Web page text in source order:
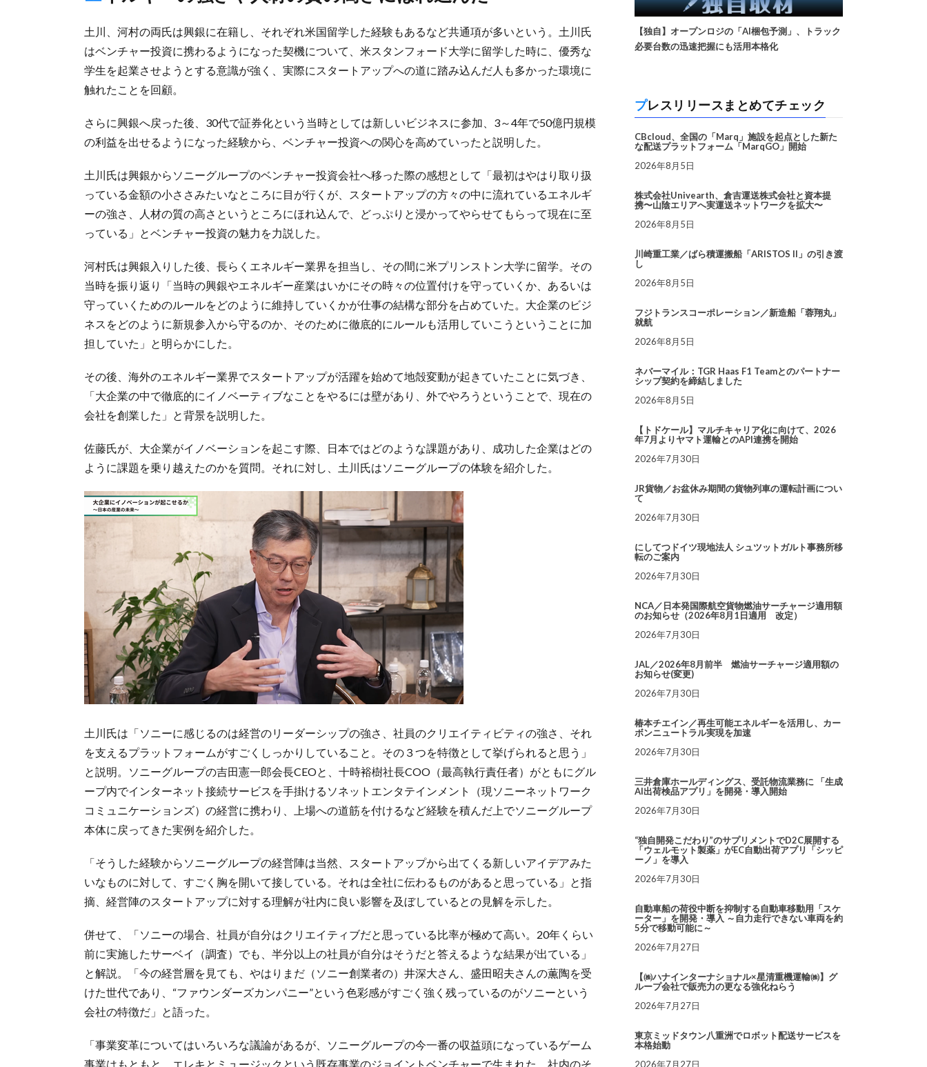
土川、河村の両氏は興銀に在籍し、それぞれ米国留学した経験もあるなど共通項が多いという。土川氏
はベンチャー投資に携わるようになった契機について、米スタンフォード大学に留学した時に、優秀な
学生を起業させようとする意識が強く、実際にスタートアップへの道に踏み込んだ人も多かった環境に
触れたことを回顧。
さらに興銀へ戻った後、30代で証券化という当時としては新しいビジネスに参加、3～4年で50億円規模
の利益を出せるようになった経験から、ベンチャー投資への関心を高めていったと説明した。
土川氏は興銀からソニーグループのベンチャー投資会社へ移った際の感想として「最初はやはり取り扱
っている金額の小ささみたいなところに目が行くが、スタートアップの方々の中に流れているエネルギ
ーの強さ、人材の質の高さというところにほれ込んで、どっぷりと浸かってやらせてもらって現在に至
っている」とベンチャー投資の魅力を力説した。
河村氏は興銀入りした後、長らくエネルギー業界を担当し、その間に米プリンストン大学に留学。その
当時を振り返り「当時の興銀やエネルギー産業はいかにその時々の位置付けを守っていくか、あるいは
守っていくためのルールをどのように維持していくかが仕事の結構な部分を占めていた。大企業のビジ
ネスをどのように新規参入から守るのか、そのために徹底的にルールも活用していこうということに加
担していた」と明らかにした。
その後、海外のエネルギー業界でスタートアップが活躍を始めて地殻変動が起きていたことに気づき、
「大企業の中で徹底的にイノベーティブなことをやるには壁があり、外でやろうということで、現在の
会社を創業した」と背景を説明した。
佐藤氏が、大企業がイノベーションを起こす際、日本ではどのような課題があり、成功した企業はどの
ように課題を乗り越えたのかを質問。それに対し、土川氏はソニーグループの体験を紹介した。
土川氏は「ソニーに感じるのは経営のリーダーシップの強さ、社員のクリエイティビティの強さ、それ
を支えるプラットフォームがすごくしっかりしていること。その３つを特徴として挙げられると思う」
と説明。ソニーグループの吉田憲一郎会長CEOと、十時裕樹社長COO（最高執行責任者）がともにグル
ープ内でインターネット接続サービスを手掛けるソネットエンタテインメント（現ソニーネットワーク
コミュニケーションズ）の経営に携わり、上場への道筋を付けるなど経験を積んだ上でソニーグループ
本体に戻ってきた実例を紹介した。
「そうした経験からソニーグループの経営陣は当然、スタートアップから出てくる新しいアイデアみた
いなものに対して、すごく胸を開いて接している。それは全社に伝わるものがあると思っている」と指
摘、経営陣のスタートアップに対する理解が社内に良い影響を及ぼしているとの見解を示した。
併せて、「ソニーの場合、社員が自分はクリエイティブだと思っている比率が極めて高い。20年くらい
前に実施したサーベイ（調査）でも、半分以上の社員が自分はそうだと答えるような結果が出ている」
と解説。「今の経営層を見ても、やはりまだ（ソニー創業者の）井深大さん、盛田昭夫さんの薫陶を受
けた世代であり、“ファウンダーズカンパニー”という色彩感がすごく強く残っているのがソニーという
会社の特徴だ」と語った。
「事業変革についてはいろいろな議論があるが、ソニーグループの今一番の収益頭になっているゲーム
事業はもともと、エレキとミュージックという既存事業のジョイントベンチャーで生まれた。社内のそ
【独自】オープンロジの「AI梱包予測」、トラック
必要台数の迅速把握にも活用本格化
プレスリリースまとめてチェック
CBcloud、全国の「Marq」施設を起点とした新た
な配送プラットフォーム「MarqGO」開始
2026年8月5日
株式会社Univearth、倉吉運送株式会社と資本提
携〜山陰エリアへ実運送ネットワークを拡大〜
2026年8月5日
川崎重工業／ばら積運搬船「ARISTOS II」の引き渡
し
2026年8月5日
フジトランスコーポレーション／新造船「蓉翔丸」
就航
2026年8月5日
ネバーマイル：TGR Haas F1 Teamとのパートナー
シップ契約を締結しました
2026年8月5日
【トドケール】マルチキャリア化に向けて、2026
年7月よりヤマト運輸とのAPI連携を開始
2026年7月30日
JR貨物／お盆休み期間の貨物列車の運転計画につい
て
2026年7月30日
にしてつドイツ現地法人 シュツットガルト事務所移
転のご案内
2026年7月30日
NCA／日本発国際航空貨物燃油サーチャージ適用額
のお知らせ（2026年8月1日適用 改定）
2026年7月30日
JAL／2026年8月前半 燃油サーチャージ適用額の
お知らせ(変更)
2026年7月30日
椿本チエイン／再生可能エネルギーを活用し、カー
ボンニュートラル実現を加速
2026年7月30日
三井倉庫ホールディングス、受託物流業務に 「生成
AI出荷検品アプリ」を開発・導入開始
2026年7月30日
“独自開発こだわり”のサプリメントでD2C展開する
「ウェルモット製薬」がEC自動出荷アプリ「シッピ
ーノ」を導入
2026年7月30日
自動車船の荷役中断を抑制する自動車移動用「スケ
ーター」を開発・導入 ～自力走行できない車両を約
5分で移動可能に～
2026年7月27日
【㈱ハナインターナショナル×星清重機運輸㈱】グ
ループ会社で販売力の更なる強化ねらう
2026年7月27日
東京ミッドタウン八重洲でロボット配送サービスを
本格始動
2026年7月27日